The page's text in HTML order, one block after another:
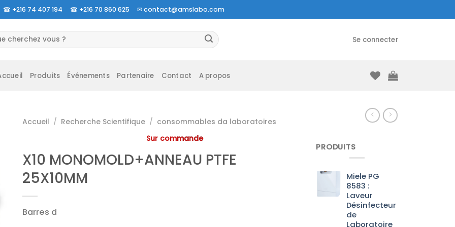
☎ +216 74 407 194 ☎ +216 70 860 625 ✉contact@amslabo.com
Se connecter
Produits Événements Partenaire Contact A propos
Accueil / Recherche Scientifique / consommables da laboratoires
Sur commande
X10 MONOMOLD+ANNEAU PTFE
25X10MM
Barres d
PRODUITS
Miele PG
8583 :
Laveur
Désinfecteur
de
Laboratoire